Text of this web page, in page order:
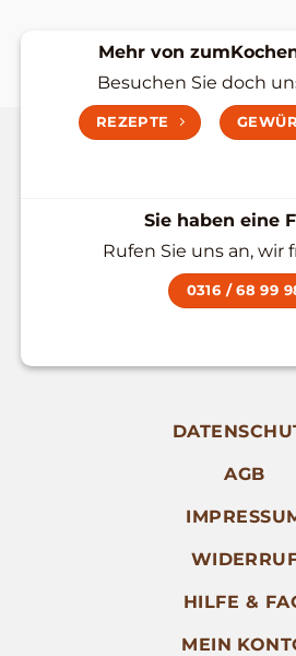
Mehr von
Besuchen Sie doch
REZEPTE
Sie haben eine
Rufen Sie uns an, wir
0316 / 68 99
AGB
HILFE &
MEIN